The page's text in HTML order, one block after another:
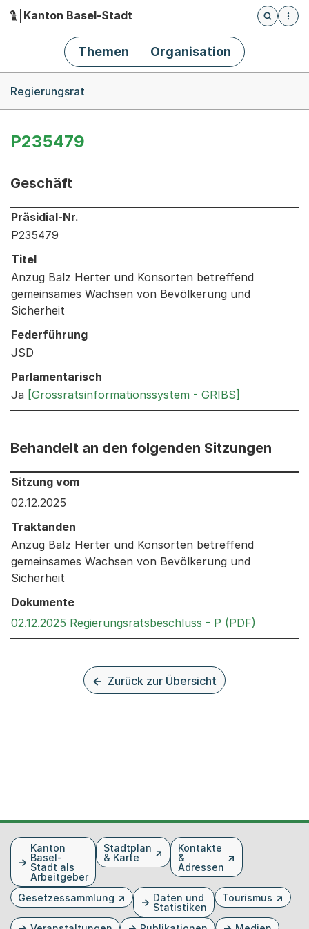
Hauptnavigation
Kanton Basel-Stadt
Öffnet
Themen Organisation
Regierungsrat
P235479
Geschäft
Informationen zum Ausgewählten Geschäft
Präsidial-Nr.
P235479
Titel
Anzug Balz Herter und Konsorten betreffend
gemeinsames Wachsen von Bevölkerung und
Sicherheit
Federführung
JSD
Parlamentarisch
Ja [Grossratsinformationssystem - GRIBS]
Behandelt an den folgenden Sitzungen
Behandelt an den folgenden Sitzungen: Informationen
Sitzung vom
02.12.2025
Traktanden
Anzug Balz Herter und Konsorten betreffend
gemeinsames Wachsen von Bevölkerung und
Sicherheit
Dokumente
02.12.2025 Regierungsratsbeschluss - P (PDF)
Zurück zur Übersicht
FusszeileKanton
Basel-
Stadt als
Arbeitgeber
Stadtplan
& Karte
Kontakte
&
Adressen
Gesetzessammlung
Daten und
Statistiken
Tourismus